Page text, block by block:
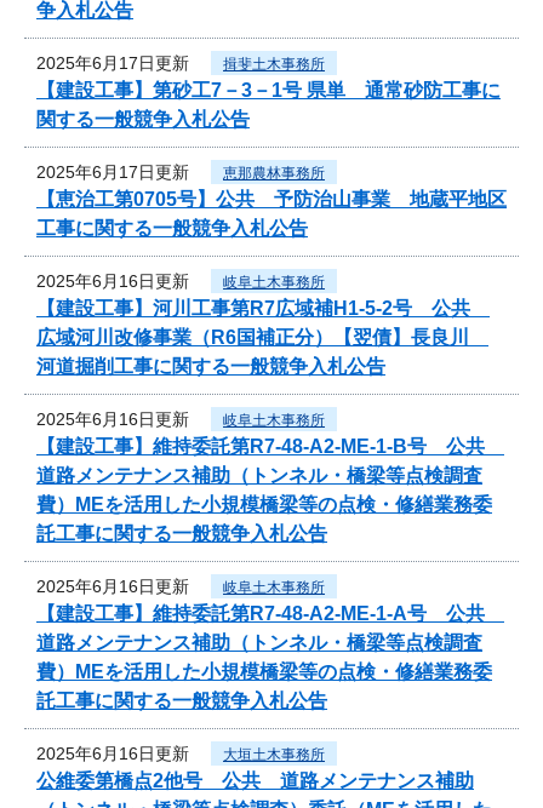
争入札公告
2025年6月17日更新 揖斐土木事務所
【建設工事】第砂工7－3－1号 県単 通常砂防工事に
関する一般競争入札公告
2025年6月17日更新 恵那農林事務所
【恵治工第0705号】公共 予防治山事業 地蔵平地区
工事に関する一般競争入札公告
2025年6月16日更新 岐阜土木事務所
【建設工事】河川工事第R7広域補H1-5-2号 公共
広域河川改修事業（R6国補正分）【翌債】長良川
河道掘削工事に関する一般競争入札公告
2025年6月16日更新 岐阜土木事務所
【建設工事】維持委託第R7-48-A2-ME-1-B号 公共
道路メンテナンス補助（トンネル・橋梁等点検調査
費）MEを活用した小規模橋梁等の点検・修繕業務委
託工事に関する一般競争入札公告
2025年6月16日更新 岐阜土木事務所
【建設工事】維持委託第R7-48-A2-ME-1-A号 公共
道路メンテナンス補助（トンネル・橋梁等点検調査
費）MEを活用した小規模橋梁等の点検・修繕業務委
託工事に関する一般競争入札公告
2025年6月16日更新 大垣土木事務所
公維委第橋点2他号 公共 道路メンテナンス補助